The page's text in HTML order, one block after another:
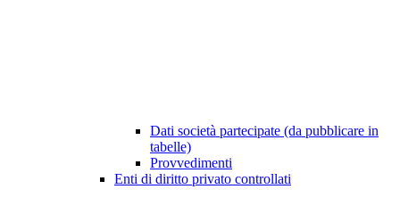
Dati società partecipate (da pubblicare in
tabelle)
Provvedimenti
Enti di diritto privato controllati